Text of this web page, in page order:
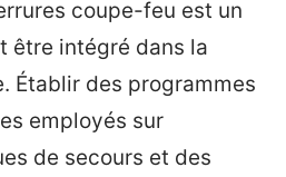
coupe-feu est un
être intégré dans la
Établir des programmes
employés sur
de secours et des